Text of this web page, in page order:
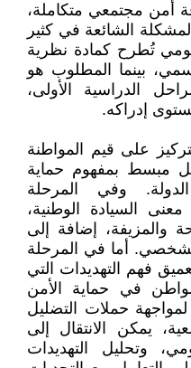
أمن مجتمعي متكاملة،
الشائعة في كثير
تُطرح كمادة نظرية
بينما المطلوب هو
الدراسية الأولى،
إدراكه.
على قيم المواطنة
مبسط بمفهوم حماية
وفي المرحلة
السيادة الوطنية،
والمزيفة، إضافة إلى
أما في المرحلة
فهم التهديدات التي
في حماية الأمن
لمواجهة حملات التضليل
يمكن الانتقال إلى
وتحليل التهديدات